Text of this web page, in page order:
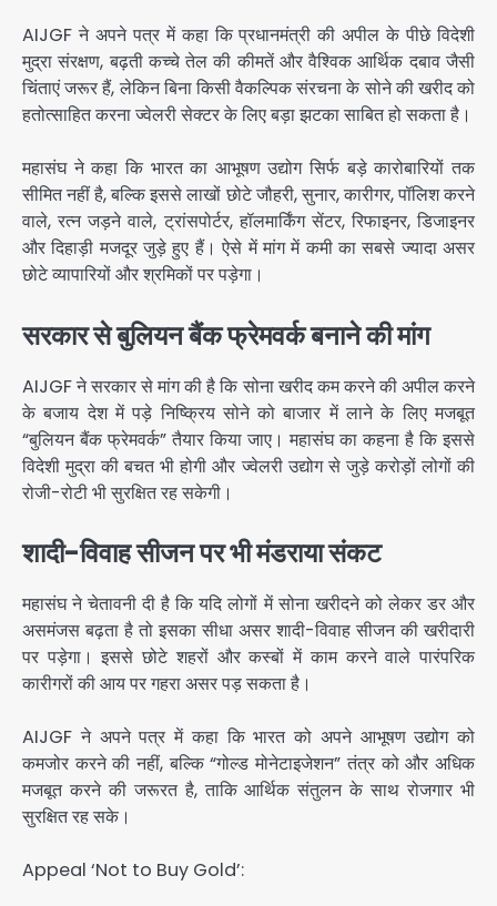
AIJGF ने अपने पत्र में कहा कि प्रधानमंत्री की अपील के पीछे विदेशी
मुद्रा संरक्षण, बढ़ती कच्चे तेल की कीमतें और वैश्विक आर्थिक दबाव जैसी
चिंताएं जरूर हैं, लेकिन बिना किसी वैकल्पिक संरचना के सोने की खरीद को
हतोत्साहित करना ज्वेलरी सेक्टर के लिए बड़ा झटका साबित हो सकता है।
महासंघ ने कहा कि भारत का आभूषण उद्योग सिर्फ बड़े कारोबारियों तक
सीमित नहीं है, बल्कि इससे लाखों छोटे जौहरी, सुनार, कारीगर, पॉलिश करने
वाले, रत्न जड़ने वाले, ट्रांसपोर्टर, हॉलमार्किंग सेंटर, रिफाइनर, डिजाइनर
और दिहाड़ी मजदूर जुड़े हुए हैं। ऐसे में मांग में कमी का सबसे ज्यादा असर
छोटे व्यापारियों और श्रमिकों पर पड़ेगा।
सरकार से बुलियन बैंक फ्रेमवर्क बनाने की मांग
AIJGF ने सरकार से मांग की है कि सोना खरीद कम करने की अपील करने
के बजाय देश में पड़े निष्क्रिय सोने को बाजार में लाने के लिए मजबूत
“बुलियन बैंक फ्रेमवर्क” तैयार किया जाए। महासंघ का कहना है कि इससे
विदेशी मुद्रा की बचत भी होगी और ज्वेलरी उद्योग से जुड़े करोड़ों लोगों की
रोजी-रोटी भी सुरक्षित रह सकेगी।
शादी-विवाह सीजन पर भी मंडराया संकट
महासंघ ने चेतावनी दी है कि यदि लोगों में सोना खरीदने को लेकर डर और
असमंजस बढ़ता है तो इसका सीधा असर शादी-विवाह सीजन की खरीदारी
पर पड़ेगा। इससे छोटे शहरों और कस्बों में काम करने वाले पारंपरिक
कारीगरों की आय पर गहरा असर पड़ सकता है।
AIJGF ने अपने पत्र में कहा कि भारत को अपने आभूषण उद्योग को
कमजोर करने की नहीं, बल्कि “गोल्ड मोनेटाइजेशन” तंत्र को और अधिक
मजबूत करने की जरूरत है, ताकि आर्थिक संतुलन के साथ रोजगार भी
सुरक्षित रह सके।
Appeal ‘Not to Buy Gold’: